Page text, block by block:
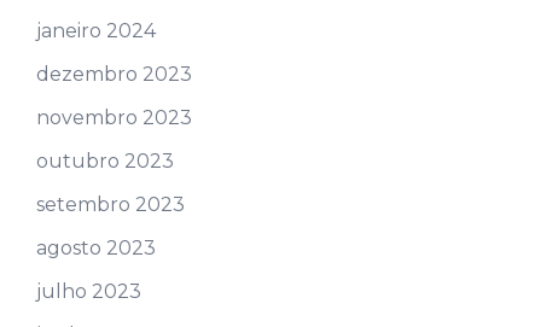
janeiro 2024
dezembro 2023
novembro 2023
outubro 2023
setembro 2023
agosto 2023
julho 2023